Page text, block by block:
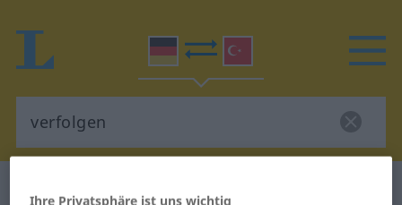
Ihre Privatsphäre ist uns wichtig